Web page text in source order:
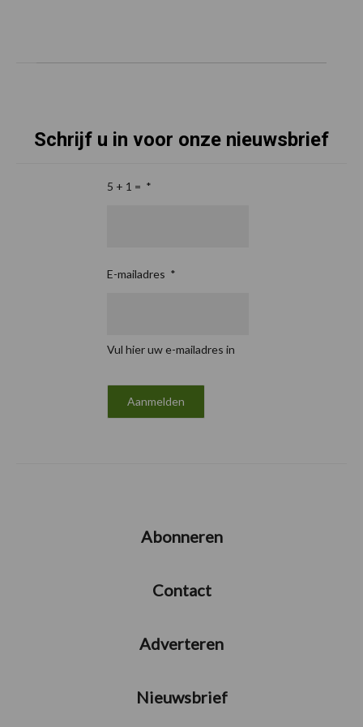
Schrijf u in voor onze nieuwsbrief
5 + 1 = *
E-mailadres *
Vul hier uw e-mailadres in
Abonneren
Contact
Adverteren
Nieuwsbrief